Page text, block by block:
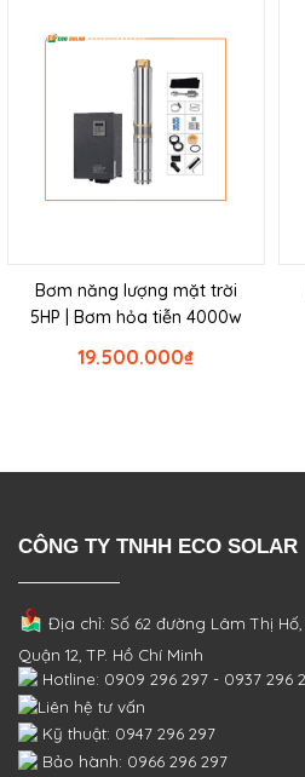
Bơm năng lượng mặt trời
5HP | Bơm hỏa tiễn 4000w
₫
19.500.000
CÔNG TY TNHH ECO SOLAR
Địa chỉ: Số 62 đường Lâm Thị
Quận 12, TP. Hồ Chí Minh
Hotline: 0909 296 297 - 0937 296
Liên hệ tư vấn
Kỹ thuật: 0947 296 297
Bảo hành: 0966 296 297